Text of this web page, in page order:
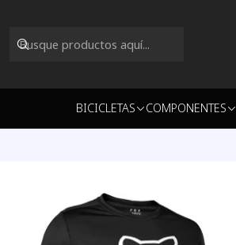
BICICLETAS COMPONENTES